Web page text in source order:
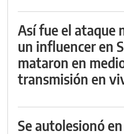
Así fue el ataque
un influencer en
mataron en
transmisión en
Se autolesionó